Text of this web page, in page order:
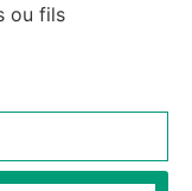
ou fils